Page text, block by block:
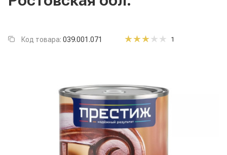
Код товара: 039.001.071 1